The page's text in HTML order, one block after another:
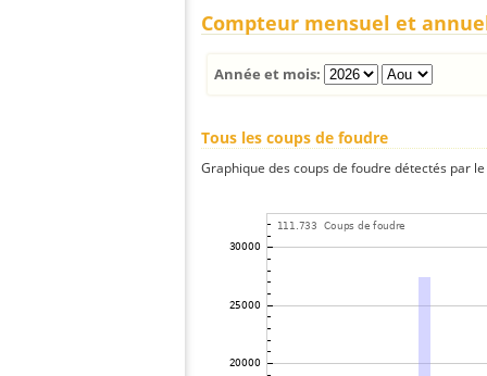
Compteur mensuel et
Année et mois:
Tous les coups de foudre
Graphique des coups de foudre détectés par